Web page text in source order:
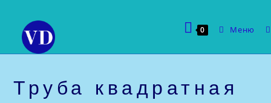
содержимому
0 Меню
Труба квадратная